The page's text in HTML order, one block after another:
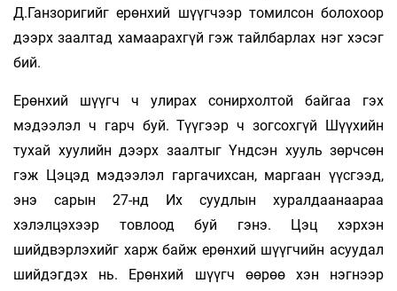
Д.Ганзоригийг ерөнхий шүүгчээр томилсон болохоор
дээрх заал­тад хамаарахгүй гэж тайлбарлах нэг хэсэг
бий.
Ерөнхий шүүгч ч улирах сонирхолтой байгаа гэх
мэдээлэл ч гарч буй. Түүгээр ч зогсохгүй Шүүхийн
тухай хуулийн дээрх заалтыг Үндсэн хууль зөрчсөн
гэж Цэцэд мэдээлэл гаргачихсан, маргаан үүсгээд,
энэ сарын 27-нд Их суудлын хуралдаанаараа
хэлэлцэхээр товлоод буй гэнэ. Цэц хэрхэн
шийдвэрлэхийг харж байж ерөнхий шүүгчийн асуудал
шийдэгдэх нь. Ерөнхий шүүгч өөрөө хэн нэгнээр